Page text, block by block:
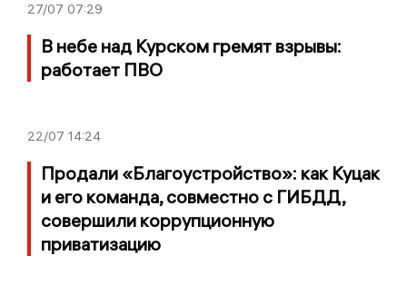
27/07 07:29
В небе над Курском гремят взрывы:
работает ПВО
22/07 14:24
Продали «Благоустройство»: как Куцак
и его команда, совместно с ГИБДД,
совершили коррупционную
приватизацию